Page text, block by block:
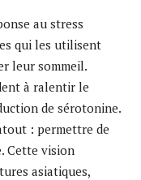
au stress
qui les utilisent
leur sommeil.
à ralentir le
de sérotonine.
: permettre de
Cette vision
asiatiques,